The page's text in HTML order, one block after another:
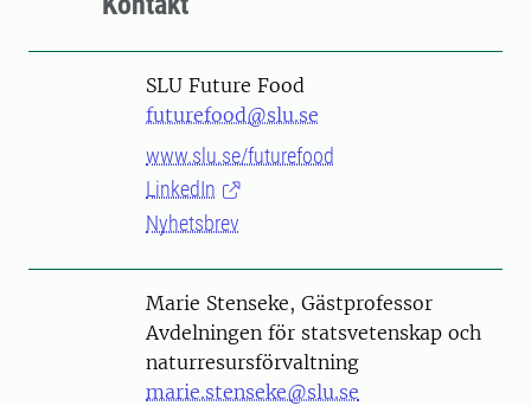
SLU Future Food
futurefood@slu.se
www.slu.se/futurefood
LinkedIn
Nyhetsbrev
PersonMarie Stenseke, Gästprofessor
Avdelningen för statsvetenskap och
naturresursförvaltning
marie.stenseke@slu.se